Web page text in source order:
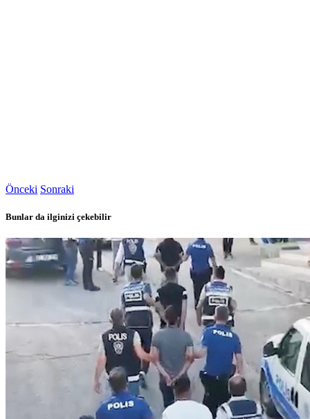
Önceki Sonraki
Bunlar da ilginizi çekebilir